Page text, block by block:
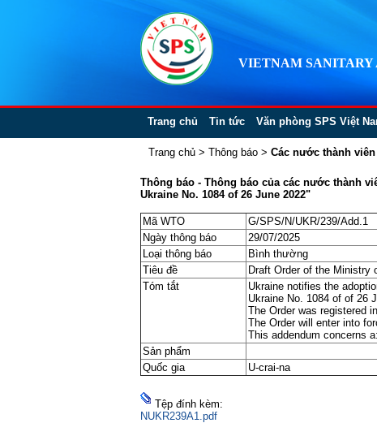
VIETNAM SANITARY
Trang chủ Tin tức Văn phòng SPS Việt
Trang chủ> Thông báo> Các nước thành viên
Thông báo - Thông báo của các nước thành
Ukraine No. 1084 of 26 June 2022"
Mã WTO
G/SPS/N/UKR/239/Add.1
Ngày thông báo
29/07/2025
Loại thông báo
Bình thường
Tiêu đề
Draft Order of the Ministry
Tóm tắt
Ukraine notifies the
Ukraine No. 1084 of of 26
The Order was registered
The Order will enter into
This addendum concerns
Sản phẩm
Quốc gia
U-crai-na
Tệp đính kèm:
NUKR239A1.pdf